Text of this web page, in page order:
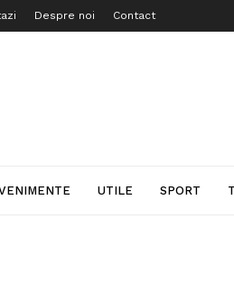
Despre noi Contact
UTILE SPORT